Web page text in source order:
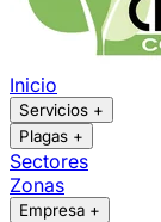
Inicio
Servicios +
Plagas +
Sectores
Zonas
Empresa +